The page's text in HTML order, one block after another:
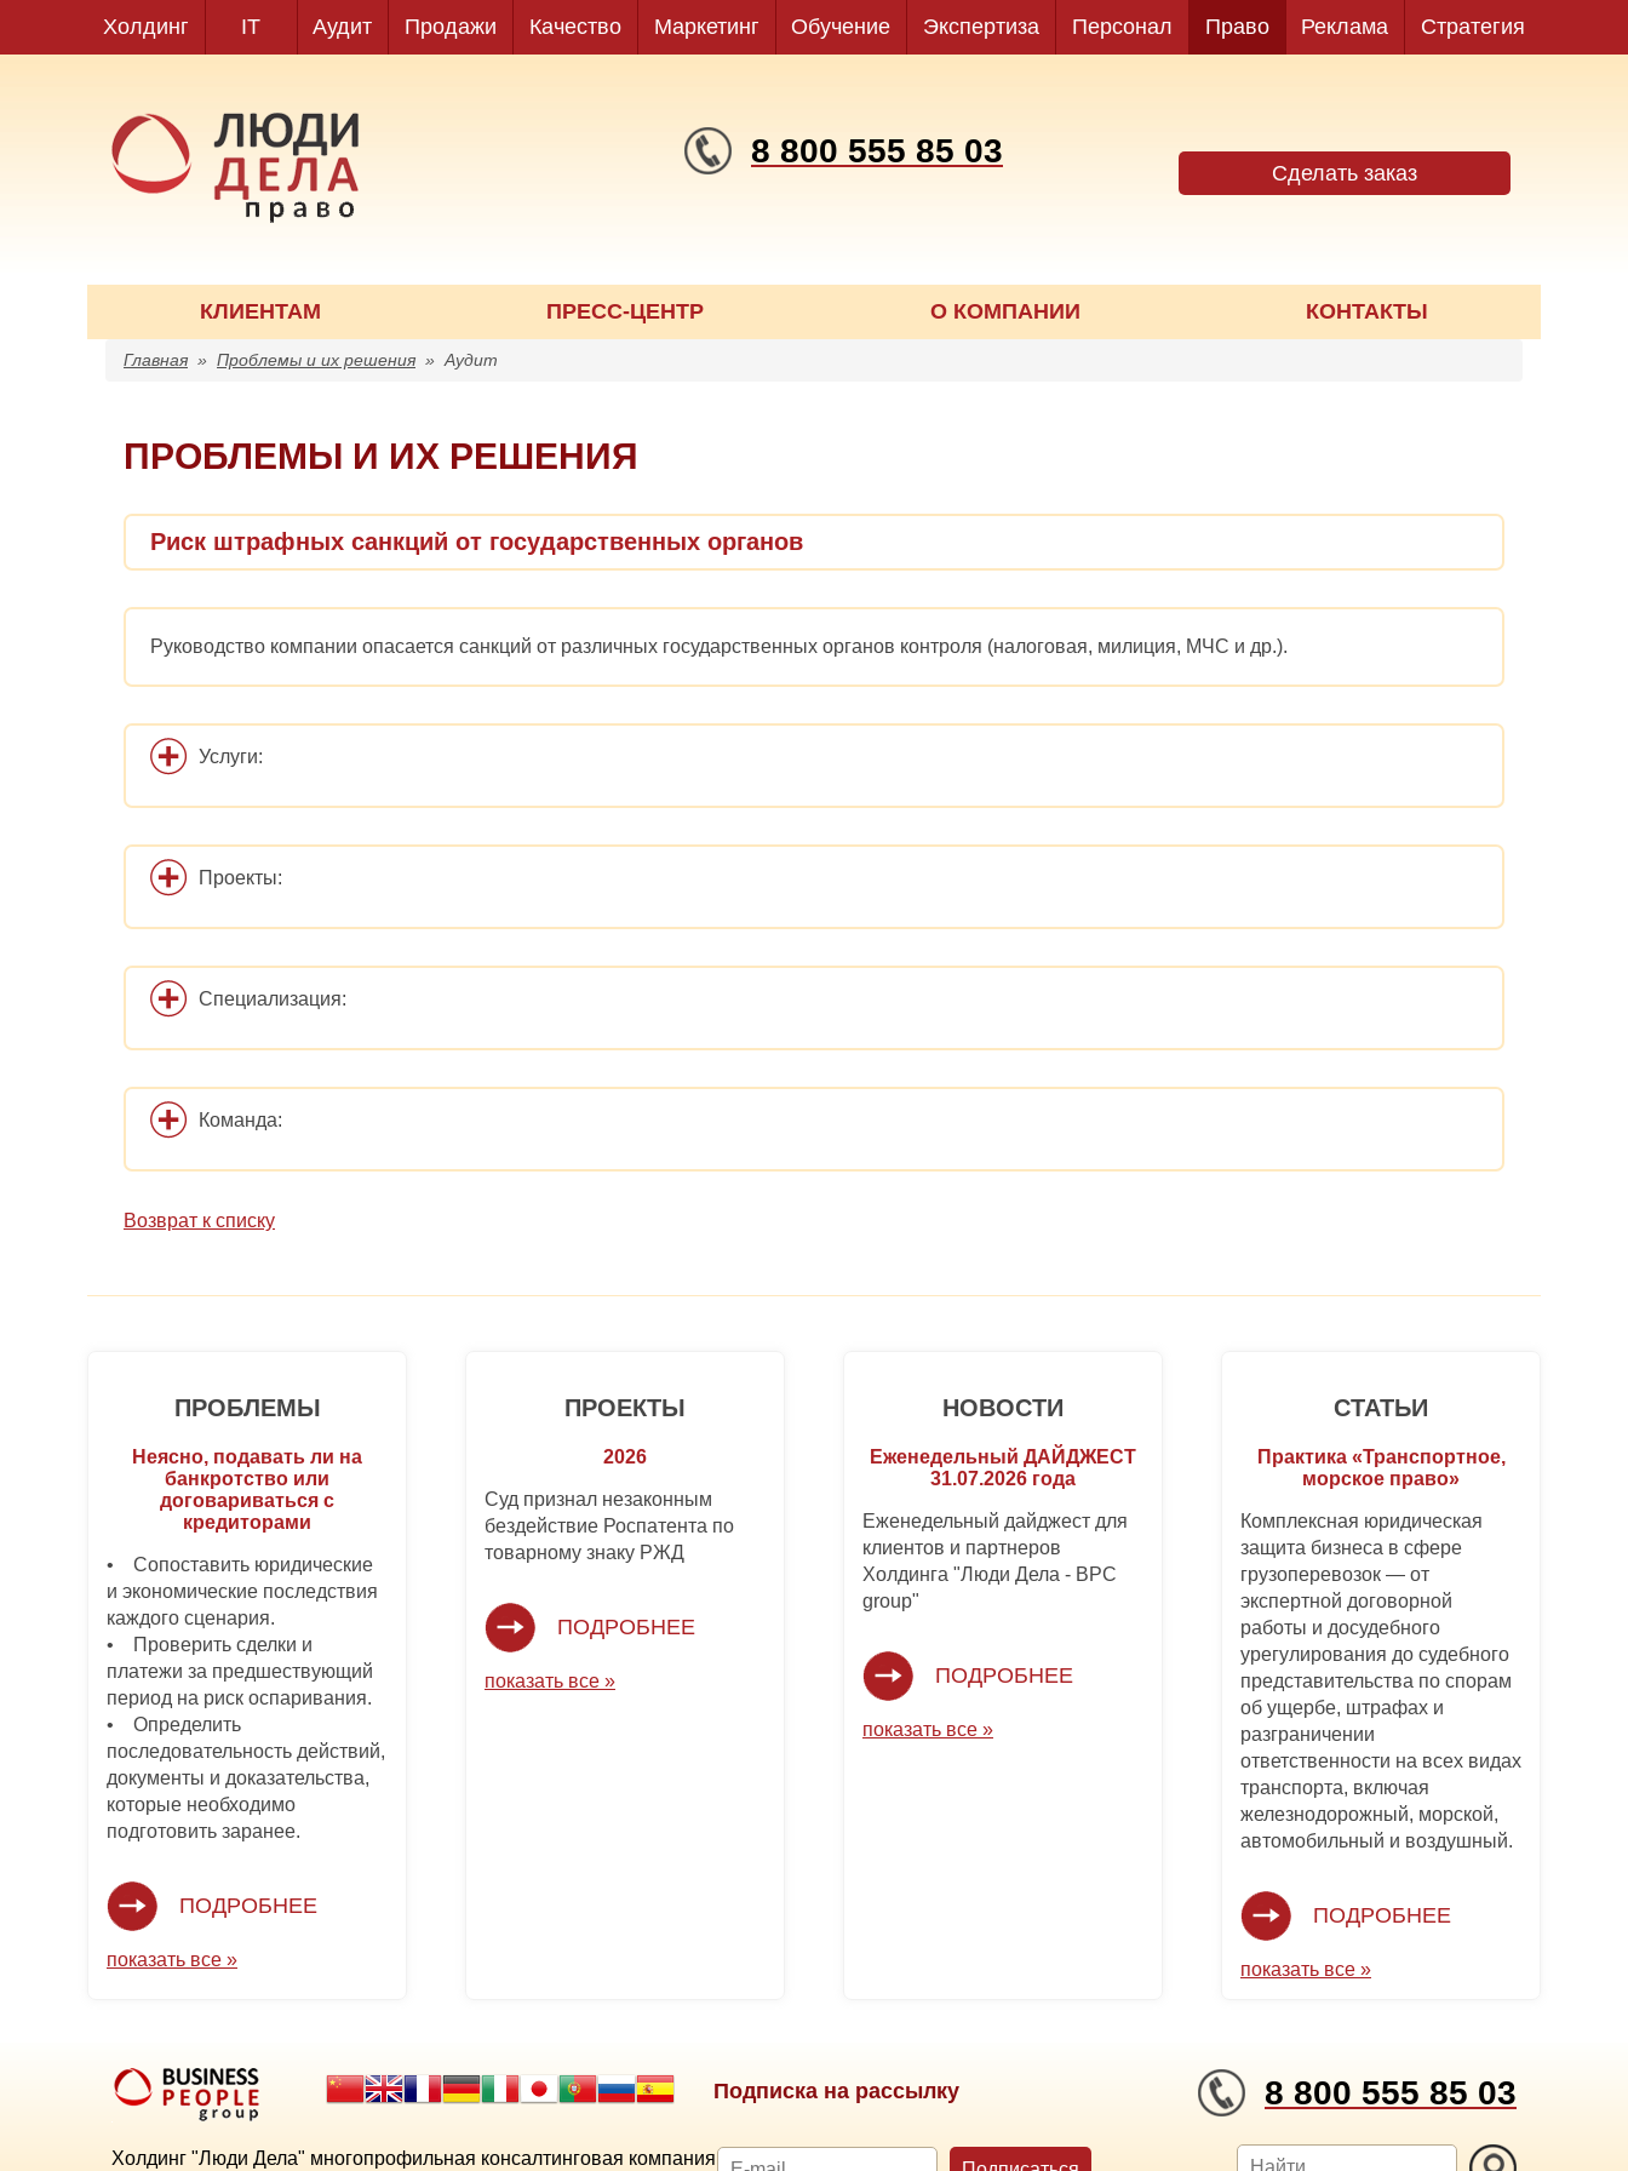
Холдинг IT Аудит Продажи Качество Маркетинг Обучение Экспертиза Персонал Право Реклама Стратегия
Сделать заказ
8 800 555 85 03
КЛИЕНТАМ ПРЕСС-ЦЕНТР О КОМПАНИИ КОНТАКТЫ
Главная » Проблемы и их решения » Аудит
ПРОБЛЕМЫ И ИХ РЕШЕНИЯ
Риск штрафных санкций от государственных органов
Руководство компании опасается санкций от различных государственных органов контроля (налоговая, милиция, МЧС и др.).
Услуги:
Проекты:
Специализация:
Команда:
Возврат к списку
ПРОБЛЕМЫ
Неясно, подавать ли на
банкротство или
договариваться с
кредиторами
• Сопоставить юридические
и экономические последствия
каждого сценария.
• Проверить сделки и
платежи за предшествующий
период на риск оспаривания.
• Определить
последовательность действий,
документы и доказательства,
которые необходимо
подготовить заранее.
ПОДРОБНЕЕ
показать все »
ПРОЕКТЫ
2026
Суд признал незаконным
бездействие Роспатента по
товарному знаку РЖД
ПОДРОБНЕЕ
показать все »
НОВОСТИ
Еженедельный ДАЙДЖЕСТ
31.07.2026 года
Еженедельный дайджест для
клиентов и партнеров
Холдинга "Люди Дела - BPC
group"
ПОДРОБНЕЕ
показать все »
СТАТЬИ
Практика «Транспортное,
морское право»
Комплексная юридическая
защита бизнеса в сфере
грузоперевозок — от
экспертной договорной
работы и досудебного
урегулирования до судебного
представительства по спорам
об ущербе, штрафах и
разграничении
ответственности на всех видах
транспорта, включая
железнодорожный, морской,
автомобильный и воздушный.
ПОДРОБНЕЕ
показать все »
Подписка на рассылку 8 800 555 85 03
Холдинг "Люди Дела" многопрофильная консалтинговая компания